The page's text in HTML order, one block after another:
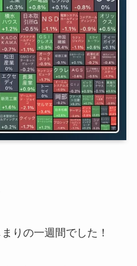
りの一週間でした！